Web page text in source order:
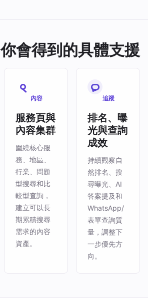
你會得到的具體支援
內容
服務頁與
內容集群
圍繞核心服
務、地區、
行業、問題
型搜尋和比
較型查詢，
建立可以長
期累積搜尋
需求的內容
資產。
追蹤
排名、曝
光與查詢
成效
持續觀察自
然排名、搜
尋曝光、AI
答案提及和
WhatsApp/
表單查詢質
量，調整下
一步優先方
向。